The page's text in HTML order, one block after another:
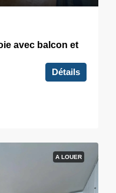
avec balcon et
Détails
A LOUER